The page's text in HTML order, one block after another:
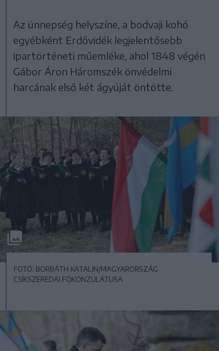
Az ünnepség helyszíne, a bodvaji kohó
egyébként Erdővidék legjelentősebb
ipartörténeti műemléke, ahol 1848 végén
Gábor Áron Háromszék önvédelmi
harcának első két ágyúját öntötte.
FOTÓ: BORBÁTH KATALIN/MAGYARORSZÁG
CSÍKSZEREDAI FŐKONZULÁTUSA